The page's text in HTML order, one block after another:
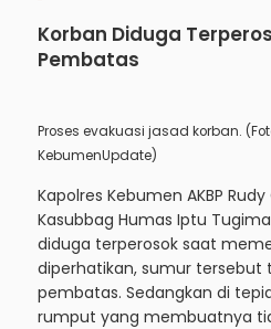
Korban Diduga
Pembatas
Proses evakuasi jasad korban.
KebumenUpdate)
Kapolres Kebumen AKBP
Kasubbag Humas Iptu
diduga terperosok saat
diperhatikan, sumur tersebut
pembatas. Sedangkan di
rumput yang membuatnya